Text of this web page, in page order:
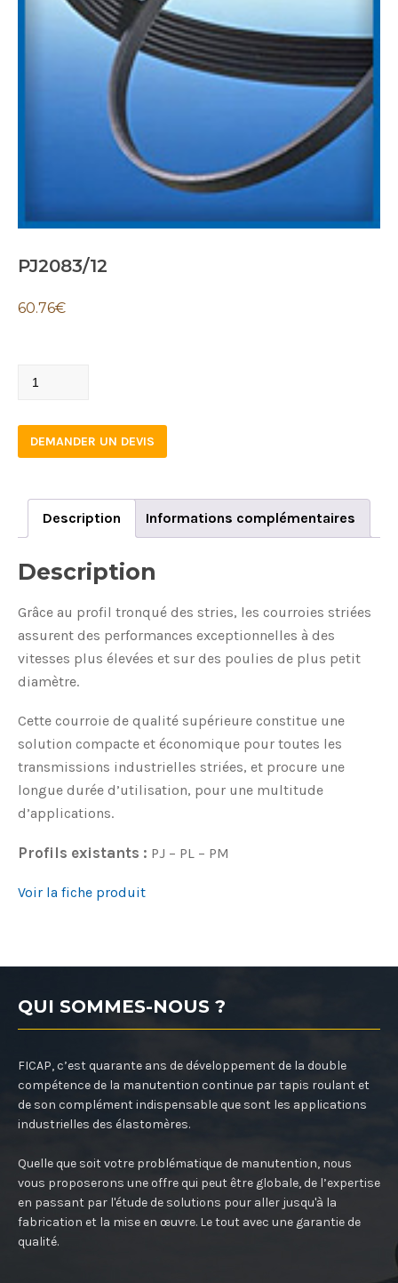
PJ2083/12
60.76€
PJ2083/12
DEMANDER UN DEVIS
Description Informations complémentaires
Description
Grâce au profil tronqué des stries, les courroies striées
assurent des performances exceptionnelles à des
vitesses plus élevées et sur des poulies de plus petit
diamètre.
Cette courroie de qualité supérieure constitue une
solution compacte et économique pour toutes les
transmissions industrielles striées, et procure une
longue durée d’utilisation, pour une multitude
d’applications.
Profils existants : PJ – PL – PM
Voir la fiche produit
QUI SOMMES-NOUS ?
FICAP, c’est quarante ans de développement de la double
compétence de la manutention continue par tapis roulant et
de son complément indispensable que sont les applications
industrielles des élastomères.
Quelle que soit votre problématique de manutention, nous
vous proposerons une offre qui peut être globale, de l’expertise
en passant par l'étude de solutions pour aller jusqu'à la
fabrication et la mise en œuvre. Le tout avec une garantie de
qualité.